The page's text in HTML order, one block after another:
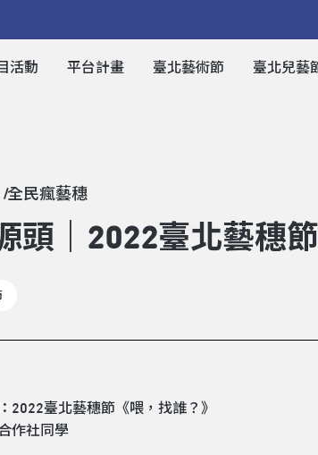
活動 平台計畫 臺北藝術節 臺北兒藝
全民瘋藝穗
頭｜2022臺北藝穗
2022臺北藝穗節 《喂，找誰？》
作社同學